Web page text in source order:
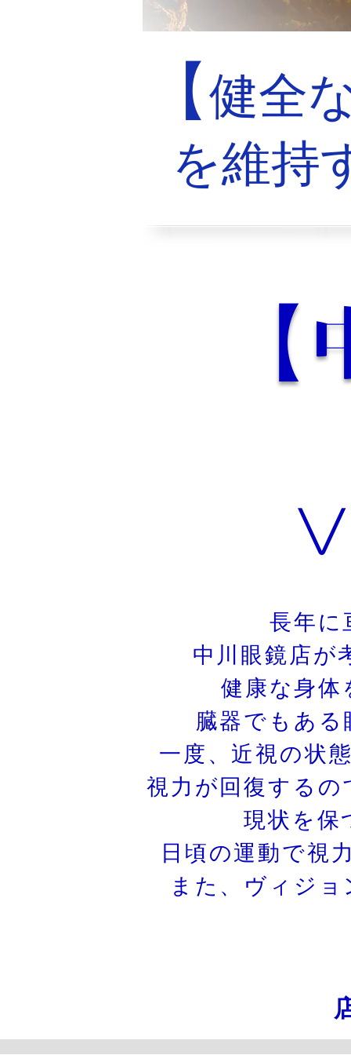
【 健全
を維持
長年に
中川眼鏡店が
健康な身体
臓器でもあ
一度、近視の状
視力が回復する
現状を保
日頃の運動で視
また、ヴィジ